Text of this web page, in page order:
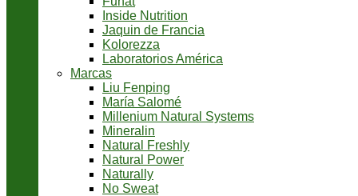
Inside Nutrition
Jaquin de Francia
Kolorezza
Laboratorios América
Marcas
Liu Fenping
María Salomé
Millenium Natural Systems
Mineralin
Natural Freshly
Natural Power
Naturally
No Sweat